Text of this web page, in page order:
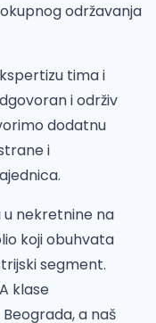
održavanja
tima i
i održiv
dodatnu
i
u nekretnine na
koji obuhvata
segment.
klase
a naš